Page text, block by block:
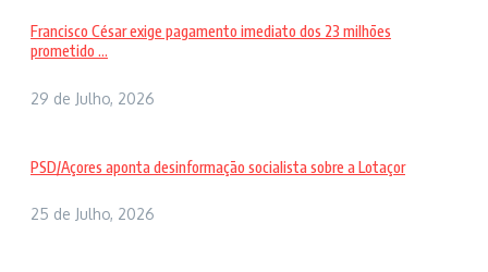
Francisco César exige pagamento imediato dos 23 milhões
prometido ...
29 de Julho, 2026
PSD/Açores aponta desinformação socialista sobre a Lotaçor
25 de Julho, 2026